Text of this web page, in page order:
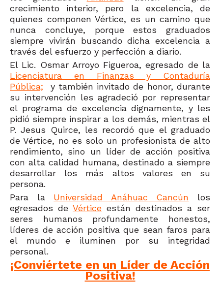
crecimiento interior, pero la excelencia, de
quienes componen Vértice, es un camino que
nunca concluye, porque estos graduados
siempre vivirán buscando dicha excelencia a
través del esfuerzo y perfección a diario.
El Lic. Osmar Arroyo Figueroa, egresado de la
Licenciatura en Finanzas y Contaduría
Pública; y también invitado de honor, durante
su intervención les agradeció por representar
el programa de excelencia dignamente, y les
pidió siempre inspirar a los demás, mientras el
P. Jesus Quirce, les recordó que el graduado
de Vértice, no es solo un profesionista de alto
rendimiento, sino un líder de acción positiva
con alta calidad humana, destinado a siempre
desarrollar los más altos valores en su
persona.
Para la Universidad Anáhuac Cancún los
egresados de Vértice están destinados a ser
seres humanos profundamente honestos,
líderes de acción positiva que sean faros para
el mundo e iluminen por su integridad
personal.
¡Conviértete en un Líder de Acción
Positiva!